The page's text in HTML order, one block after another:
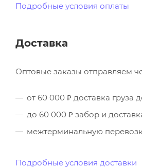
Подробные условия оплаты
Доставка
Оптовые заказы отправляем
от 60 000 ₽ доставка груза
до 60 000 ₽ забор и
межтерминальную
Подробные условия доставки